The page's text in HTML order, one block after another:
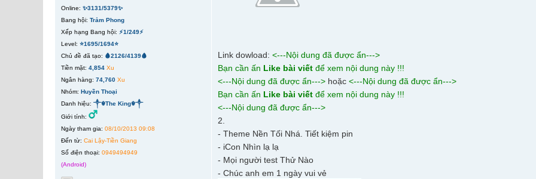
Link dowload:<---Nội dung đã được ẩn--->
Bạn cần ấn Like bài viết để xem nội dung này !!!
<---Nội dung đã được ẩn---> hoặc<---Nội dung đã được ẩn--->
Bạn cần ấn Like bài viết để xem nội dung này !!!
<---Nội dung đã được ẩn--->
2.
- Theme Nền Tối Nhá. Tiết kiệm pin
- iCon Nhìn lạ lạ
- Mọi người test Thử Nào
- Chúc anh em 1 ngày vui vẻ
Online: ✨3131/5379✨
Bang hội: Trảm Phong
Xếp hạng Bang hội: ⚡1/249⚡
Level: ⭐1695/1694⭐
Chủ đề đã tạo: 🩸2126/4139🩸
Tiền mặt: 4,854 Xu
Ngân hàng: 74,760 Xu
Nhóm: Huyền Thoại
Danh hiệu: ༒☬The King☬༒
Giới tính:
Ngày tham gia: 08/10/2013 09:08
Đến từ: Cai Lậy-Tiền Giang
Số điện thoại: 0949494949
(Android)